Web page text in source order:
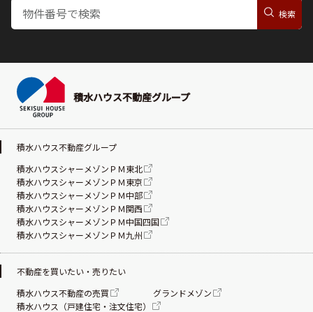
積水ハウス不動産グループ
積水ハウス不動産グループ
積水ハウスシャーメゾンＰＭ東北
積水ハウスシャーメゾンＰＭ東京
積水ハウスシャーメゾンＰＭ中部
積水ハウスシャーメゾンＰＭ関西
積水ハウスシャーメゾンＰＭ中国四国
積水ハウスシャーメゾンＰＭ九州
不動産を買いたい・売りたい
積水ハウス不動産の売買
グランドメゾン
積水ハウス（戸建住宅・注文住宅）